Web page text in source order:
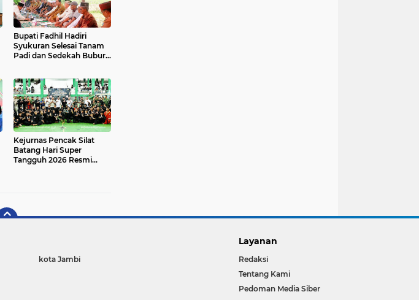
Bupati Fadhil Hadiri
Syukuran Selesai Tanam
Padi dan Sedekah Bubur
Kejurnas Pencak Silat
Batang Hari Super
Tangguh 2026 Resmi
kota Jambi
Layanan
Redaksi
Tentang Kami
Pedoman Media Siber